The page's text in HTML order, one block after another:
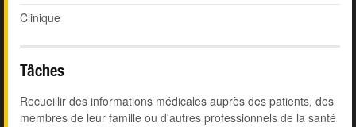
Clinique
Tâches
Recueillir des informations médicales auprès des patients, des
membres de leur famille ou d'autres professionnels de la santé